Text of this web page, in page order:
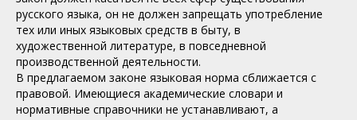
русского языка, он не должен запрещать употребление
тех или иных языковых средств в быту, в
художественной литературе, в повседневной
производственной деятельности.
В предлагаемом законе языковая норма сближается с
правовой. Имеющиеся академические словари и
нормативные справочники не устанавливают, а